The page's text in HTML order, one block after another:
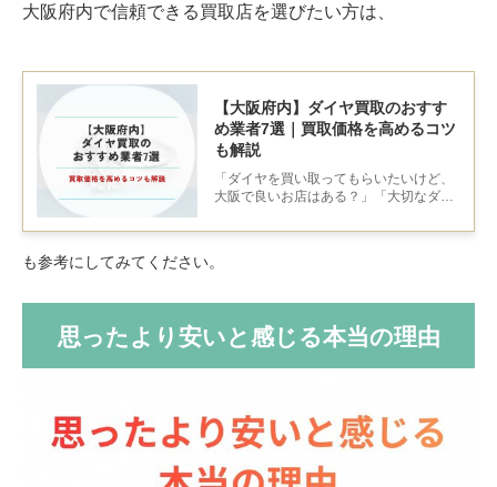
大阪府内で信頼できる買取店を選びたい方は、
【大阪府内】ダイヤ買取のおすす
め業者7選｜買取価格を高めるコツ
も解説
「ダイヤを買い取ってもらいたいけど、
大阪で良いお店はある？」「大切なダイ
せたい」とお悩みの人もいるのではない
スクがあります。
も参考にしてみてください。
思ったより安いと感じる本当の理由